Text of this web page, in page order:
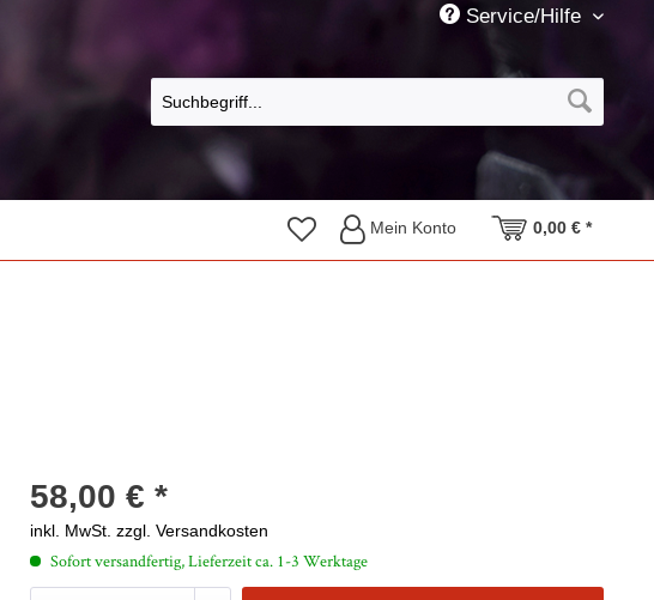
Service/Hilfe
Mein Konto 0,00 € *
58,00 € *
inkl. MwSt.zzgl. Versandkosten
Sofort versandfertig, Lieferzeit ca. 1-3 Werktage